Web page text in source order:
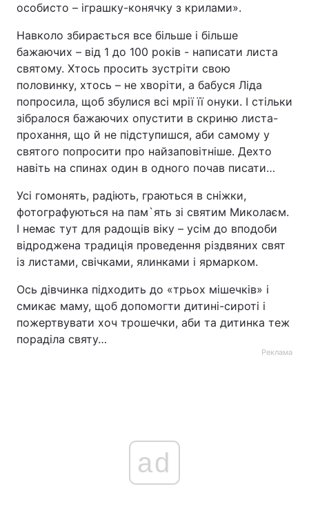
Послуги
Тема оформлення
особисто – іграшку-конячку з крилами».
Навколо збирається все більше і більше
бажаючих – від 1 до 100 років - написати листа
святому. Хтось просить зустріти свою
половинку, хтось – не хворіти, а бабуся Ліда
попросила, щоб збулися всі мрії її онуки. І стільки
зібралося бажаючих опустити в скриню листа-
прохання, що й не підступишся, аби самому у
святого попросити про найзаповітніше. Дехто
навіть на спинах один в одного почав писати…
Усі гомонять, радіють, граються в сніжки,
фотографуються на пам`ять зі святим Миколаєм.
І немає тут для радощів віку – усім до вподоби
відроджена традиція проведення різдвяних свят
із листами, свічками, ялинками і ярмарком.
Ось дівчинка підходить до «трьох мішечків» і
смикає маму, щоб допомогти дитині-сироті і
пожертвувати хоч трошечки, аби та дитинка теж
пораділа святу…
Реклама
ad